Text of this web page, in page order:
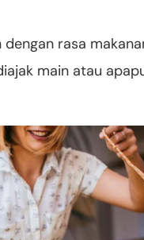
rasa
main atau